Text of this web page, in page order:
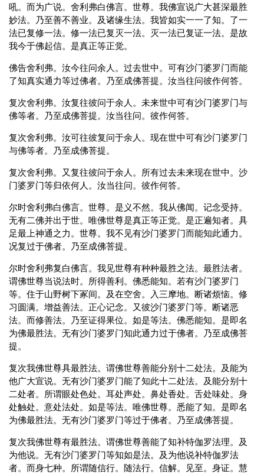
吼。而为广说。舍利弗白佛言。世尊。我佛宣说广大甚深最胜
妙法。乃至善不善业。及诸缘生法。我皆如实一一了知。了一
法已复修一法。修一法已复灭一法。灭一法已复证一法。是故
我今于佛起信。是真正等正觉。
佛告舍利弗。汝今往问余人。过去世中。可有沙门婆罗门而能
了知真实通力等过佛者。乃至成佛菩提。汝当往问彼作何答。
复次舍利弗。汝复往彼问于余人。未来世中可有沙门婆罗门与
佛等者。乃至成佛菩提。汝当往问。彼作何答。
复次舍利弗。汝可往彼复问于余人。现在世中可有沙门婆罗门
与佛等者。乃至成佛菩提。
复次舍利弗。又复往彼问于余人。所有过去未来现在世中。沙
门婆罗门等归依何人。汝当往问。彼作何答。
尔时舍利弗白佛言。世尊。是义不然。我从佛闻。记念受持。
无有二佛并出于世。唯佛世尊是真正等正觉。是正遍知者。具
足最上神通之力。世尊。我不见有沙门婆罗门而能知此通力。
况复过于佛者。乃至成佛菩提。
尔时舍利弗复白佛言。我见世尊有种种最胜之法。最胜法者。
谓佛世尊当说法时。所得善利。佛悉能知。若有沙门婆罗门
等。住于山野树下冢间。及在空舍。入三摩地。断诸烦恼。修
习圆满。增益善法。正心记念。又彼沙门婆罗门等。断诸恶
法。而修善法。乃至证得果位。如是等法。佛悉能知。是即名
为佛最胜法。无有沙门婆罗门知此通力过于佛者。乃至成佛菩
提。
复次我佛世尊具最胜法。谓佛世尊善能分别十二处法。及能为
他广大宣说。无有沙门婆罗门能了知此十二处法。及能分别十
二处者。所谓眼处色处。耳处声处。鼻处香处。舌处味处。身
处触处。意处法处。如是等法。唯佛世尊。悉能了知。是即名
为佛最胜法。无有沙门婆罗门等过于佛者。乃至成佛菩提。
复次我佛世尊有最胜法。谓佛世尊善能了知补特伽罗法理。及
为他说。无有沙门婆罗门等知如是法。及为他说补特伽罗法
者。而身七种。所谓随信行。随法行。信解。见至。身证。慧